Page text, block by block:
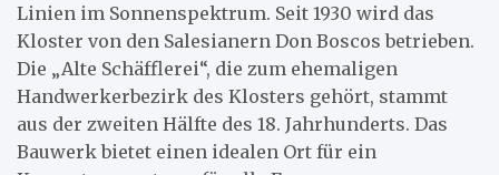
Linien im Sonnenspektrum. Seit 1930 wird das
Kloster von den Salesianern Don Boscos betrieben.
Die „Alte Schäfflerei“, die zum ehemaligen
Handwerkerbezirk des Klosters gehört, stammt
aus der zweiten Hälfte des 18. Jahrhunderts. Das
Bauwerk bietet einen idealen Ort für ein